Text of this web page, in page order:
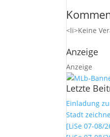
<li>Keine
Anzeige
Anzeige
Letzte
Einladung
Stadt
[LiSe 07-08/